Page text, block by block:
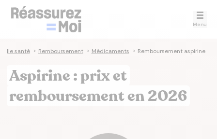
Menu
santé > Remboursement > Médicaments > Remboursement aspirine
Aspirine : prix et
remboursement en 2026